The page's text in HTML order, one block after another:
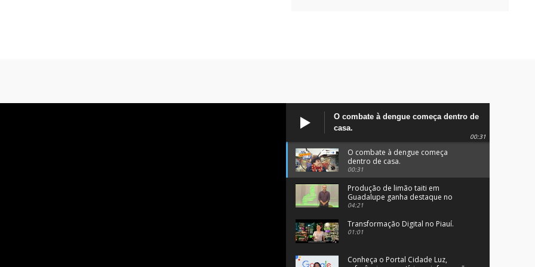
O combate à dengue começa dentro de
casa.
00:31
O combate à dengue começa
dentro de casa.
00:31
Produção de limão taiti em
Guadalupe ganha destaque no
programa Clube Rural.
04:21
Transformação Digital no Piauí.
01:01
Conheça o Portal Cidade Luz,